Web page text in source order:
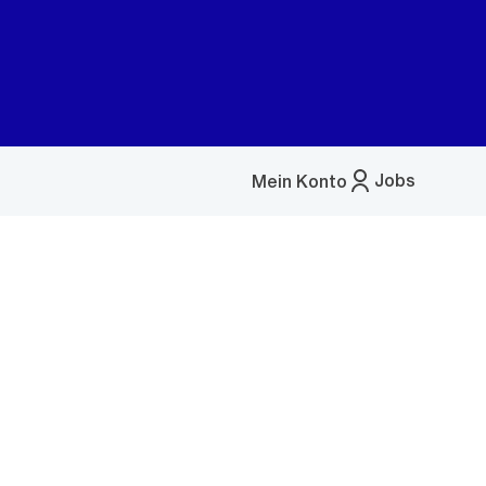
Jobs
Mein Konto
Menü